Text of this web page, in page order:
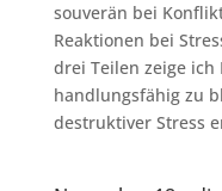
souverän bei
Reaktionen bei
drei Teilen zeige ich
handlungsfähig zu
destruktiver Stress